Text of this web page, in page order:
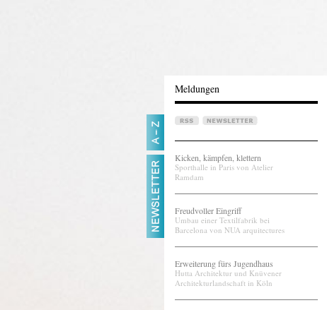
Meldungen
Kicken, kämpfen, klettern
Sporthalle in Paris von Atelier
Ramdam
Freudvoller Eingriff
Umbau einer Textilfabrik bei
Barcelona von NUA arquitectures
Erweiterung fürs Jugendhaus
Hutta Architektur und Knüvener
Architekturlandschaft in Köln